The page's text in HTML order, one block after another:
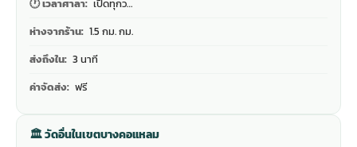
🕐 เวลาศาลา: เปิดทุกว…
ห่างจากร้าน: 1.5 กม. กม.
ส่งถึงใน: 3 นาที
ค่าจัดส่ง: ฟรี
🏛 วัดอื่นในเขตบางคอแหลม